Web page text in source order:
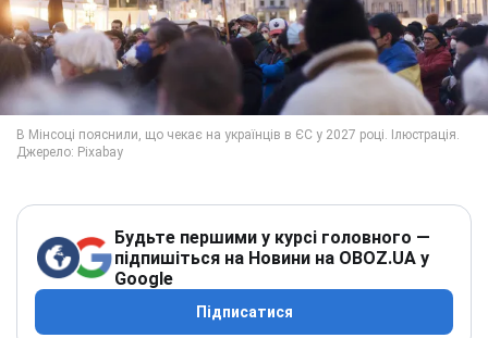
Будьте першими у курсі головного —
підпишіться на Новини на OBOZ.UA у
Google
Підписатися